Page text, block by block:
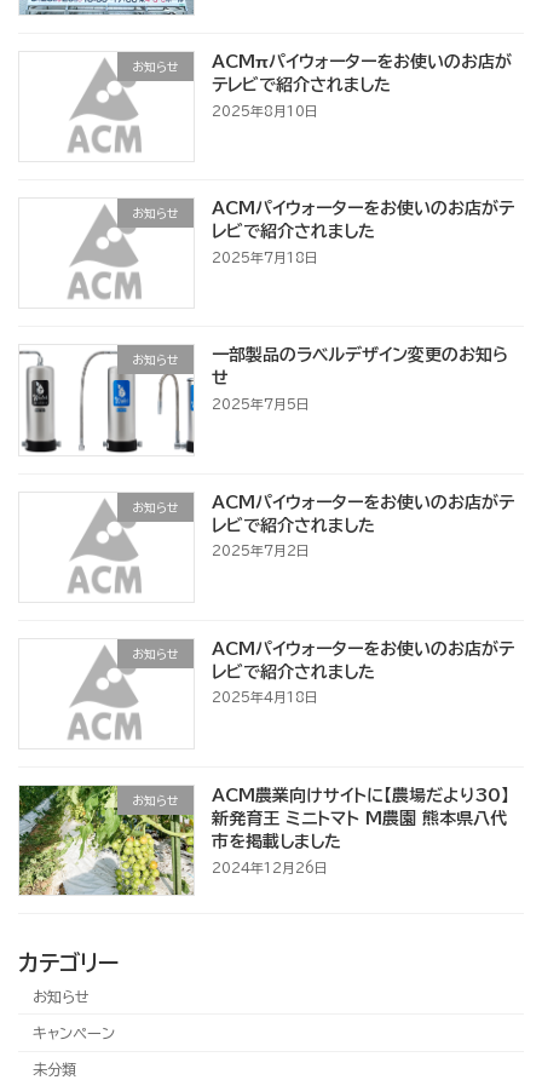
お知らせ
ACMπパイウォーターをお使いのお店が
テレビで紹介されました
2025年8月10日
お知らせ
ACMパイウォーターをお使いのお店がテ
レビで紹介されました
2025年7月18日
お知らせ
一部製品のラベルデザイン変更のお知ら
せ
2025年7月5日
お知らせ
ACMパイウォーターをお使いのお店がテ
レビで紹介されました
2025年7月2日
お知らせ
ACMパイウォーターをお使いのお店がテ
レビで紹介されました
2025年4月18日
お知らせ
ACM農業向けサイトに【農場だより30】
新発育王 ミニトマト M農園 熊本県八代
市を掲載しました
2024年12月26日
カテゴリー
お知らせ
キャンペーン
未分類